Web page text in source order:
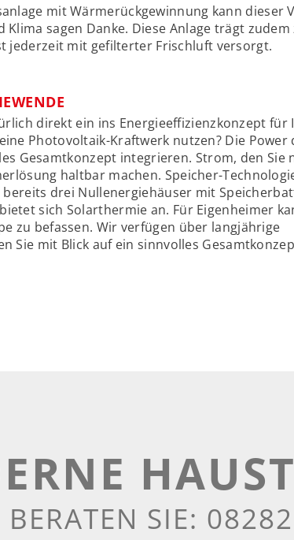
mit Wärmerückgewinnung kann dieser
sagen Danke. Diese Anlage trägt zudem
jederzeit mit gefilterter Frischluft versorgt.
direkt ein ins Energieeffizienzkonzept für
Photovoltaik-Kraftwerk nutzen? Die Power
Gesamtkonzept integrieren. Strom, den Sie
haltbar machen. Speicher-
drei Nullenergiehäuser mit
sich Solarthermie an. Für Eigenheimer
zu befassen. Wir verfügen über langjährige
Sie mit Blick auf ein sinnvolles
SIE: